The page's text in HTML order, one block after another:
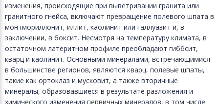
изменения, происходящие при выветривании гранита или
гранитного гнейса, включают превращение полевого шпата в
монтмориллонит, иллит, каолинит или галлуазит и, в
заключении, в боксит. Несмотря на температуру климата, в
остаточном латеритном профиле преобладают гиббсит,
кварц и каолинит. Основными минералами, встречающимися
в большинстве регионов, являются кварц, полевые шпаты,
такие как ортоклаз и мусковит, а также вторичные
минералы, образовавшиеся в результате разложения и
химического изменения первичных минералов, в том числе